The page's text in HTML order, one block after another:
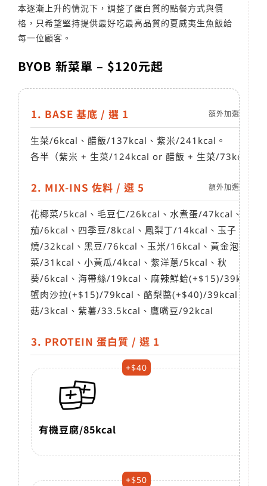
本逐漸上升的情況下，調整了蛋白質的點餐方式與價
格，只希望堅持提供最好吃最高品質的夏威夷生魚飯給
每一位顧客。
BYOB 新菜單 – $120元起
1. BASE 基底 / 選 1 額外加選NT25/
生菜/6kcal 、醋飯/137kcal 、紫米/241kcal 。
各半（紫米 + 生菜/124kcal or 醋飯 + 生菜/73kcal
2. MIX-INS 佐料 / 選 5 額外加選NT15/
花椰菜/5kcal 、毛豆仁/26kcal 、水煮蛋/47kcal 、小番
茄/6kcal 、四季豆/8kcal 、鳳梨丁/14kcal 、玉子
燒/32kcal 、黑豆/76kcal 、玉米/16kcal 、黃金泡
菜/31kcal 、小黃瓜/4kcal 、紫洋蔥/5kcal 、秋
葵/6kcal 、海帶絲/19kcal 、麻辣鮮蛤(+$15)/39kcal
蟹肉沙拉(+$15)/79kcal 、酪梨醬(+$40)/39kcal 、杏鮑
菇/3kcal 、紫薯/33.5kcal 、鷹嘴豆/92kcal
3. PROTEIN 蛋白質 / 選 1
+$40
有機豆腐/85kcal
+$50